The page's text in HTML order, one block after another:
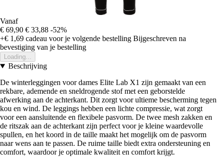
Vanaf
€ 69,90 € 33,88 -52%
+€ 1,69 cadeau voor je volgende bestelling Bijgeschreven na
bevestiging van je bestelling
Loading...
Beschrijving
De winterleggingen voor dames Elite Lab X1 zijn gemaakt van een
rekbare, ademende en sneldrogende stof met een geborstelde
afwerking aan de achterkant. Dit zorgt voor ultieme bescherming tegen
kou en wind. De leggings hebben een lichte compressie, wat zorgt
voor een aansluitende en flexibele pasvorm. De twee mesh zakken en
de ritszak aan de achterkant zijn perfect voor je kleine waardevolle
spullen, en het koord in de taille maakt het mogelijk om de pasvorm
naar wens aan te passen. De ruime taille biedt extra ondersteuning en
comfort, waardoor je optimale kwaliteit en comfort krijgt.